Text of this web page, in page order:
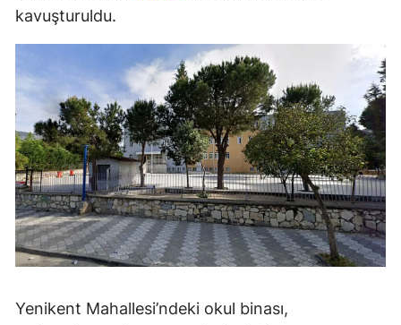
kavuşturuldu.
Yenikent Mahallesi’ndeki okul binası,